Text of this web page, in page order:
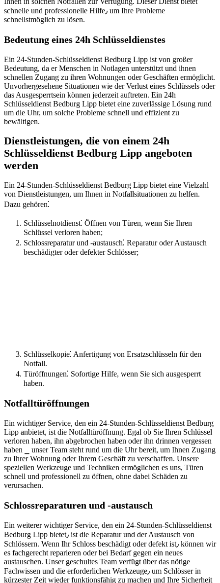
schnelle und professionelle Hilfe٫ um Ihre Probleme
schnellstmöglich zu lösen.​
Bedeutung eines 24h Schlüsseldienstes
Ein 24-Stunden-Schlüsseldienst Bedburg Lipp ist von großer
Bedeutung, da er Menschen in Notlagen unterstützt und ihnen
schnellen Zugang zu ihren Wohnungen oder Geschäften ermöglicht.​
Unvorhergesehene Situationen wie der Verlust eines Schlüssels oder
das Ausgesperrtsein können jederzeit auftreten.​ Ein 24h
Schlüsseldienst Bedburg Lipp bietet eine zuverlässige Lösung rund
um die Uhr, um solche Probleme schnell und effizient zu
bewältigen.​
Dienstleistungen, die von einem 24h
Schlüsseldienst Bedburg Lipp angeboten
werden
Ein 24-Stunden-Schlüsseldienst Bedburg Lipp bietet eine Vielzahl
von Dienstleistungen, um Ihnen in Notfallsituationen zu helfen.​
Dazu gehören⁚
Schlüsselnotdienst⁚ Öffnen von Türen, wenn Sie Ihren
Schlüssel verloren haben;
Schlossreparatur und -austausch⁚ Reparatur oder Austausch
beschädigter oder defekter Schlösser;
Schlüsselkopie⁚ Anfertigung von Ersatzschlüsseln für den
Notfall.​
Türöffnungen⁚ Sofortige Hilfe, wenn Sie sich ausgesperrt
haben.​
Notfalltüröffnungen
Ein wichtiger Service, den ein 24-Stunden-Schlüsseldienst Bedburg
Lipp anbietet, ist die Notfalltüröffnung.​ Egal ob Sie Ihren Schlüssel
verloren haben, ihn abgebrochen haben oder ihn drinnen vergessen
haben ⎯ unser Team steht rund um die Uhr bereit, um Ihnen Zugang
zu Ihrer Wohnung oder Ihrem Geschäft zu verschaffen.​ Unsere
speziellen Werkzeuge und Techniken ermöglichen es uns, Türen
schnell und professionell zu öffnen, ohne dabei Schäden zu
verursachen.​
Schlossreparaturen und -austausch
Ein weiterer wichtiger Service, den ein 24-Stunden-Schlüsseldienst
Bedburg Lipp bietet٫ ist die Reparatur und der Austausch von
Schlössern.​ Wenn Ihr Schloss beschädigt oder defekt ist٫ können wir
es fachgerecht reparieren oder bei Bedarf gegen ein neues
austauschen.​ Unser geschultes Team verfügt über das nötige
Fachwissen und die erforderlichen Werkzeuge٫ um Schlösser in
kürzester Zeit wieder funktionsfähig zu machen und Ihre Sicherheit